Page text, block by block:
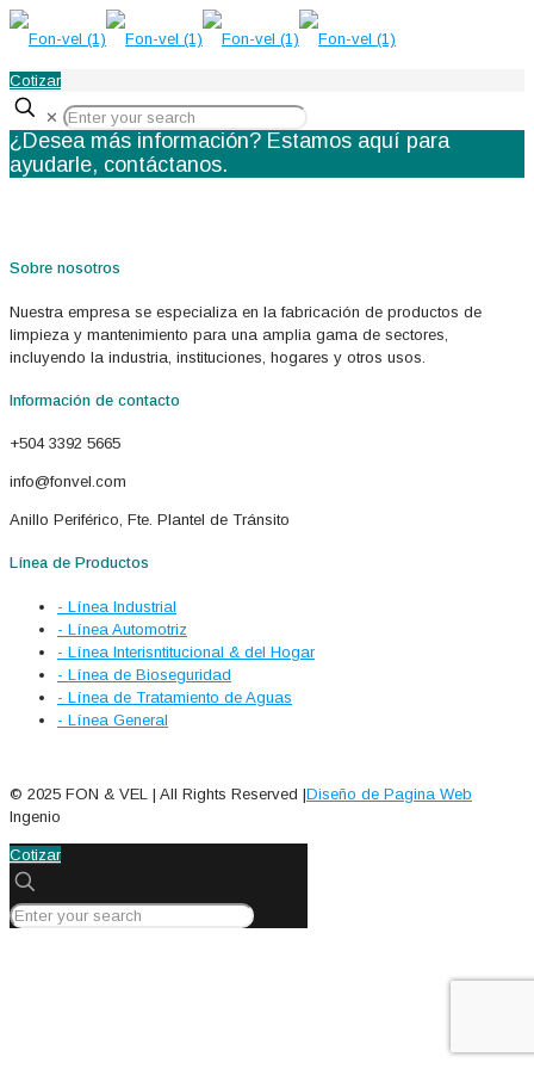
Cotizar
✕
¿Desea más información? Estamos aquí para
ayudarle, contáctanos.
Sobre nosotros
Nuestra empresa se especializa en la fabricación de productos de
limpieza y mantenimiento para una amplia gama de sectores,
incluyendo la industria, instituciones, hogares y otros usos.
Información de contacto
+504 3392 5665
info@fonvel.com
Anillo Periférico, Fte. Plantel de Tránsito
Línea de Productos
- Línea Industrial
- Línea Automotriz
- Línea Interisntitucional & del Hogar
- Línea de Bioseguridad
- Línea de Tratamiento de Aguas
- Línea General
© 2025 FON & VEL | All Rights Reserved |Diseño de Pagina Web
Ingenio
Cotizar